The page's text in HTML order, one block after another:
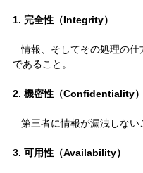
1. 完全性（Integrity）
   情報、そしてその処理の仕方が正確、完全
であること。
2. 機密性（Confidentiality）
第三者に情報が漏洩しない
3. 可用性（Availability）